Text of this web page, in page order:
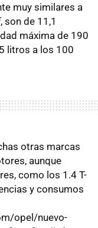
muy similares a
, son de 11,1
máxima de 190
litros a los 100
otras marcas
aunque
como los 1.4 T-
y consumos
opel/nuevo-